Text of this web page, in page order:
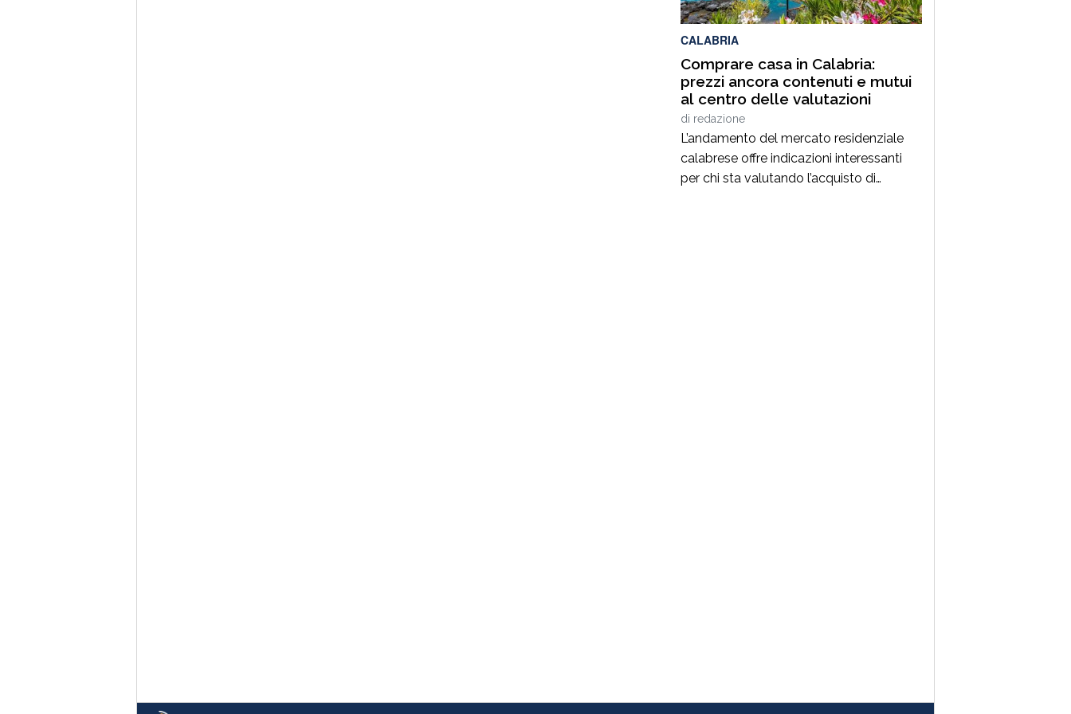
portata, condotta sotto il costante
coordinamento […]
CALABRIA
Comprare casa in Calabria:
prezzi ancora contenuti e mutui
al centro delle valutazioni
di redazione
L’andamento del mercato residenziale
calabrese offre indicazioni interessanti
per chi sta valutando l’acquisto di